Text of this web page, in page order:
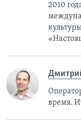
2010
время.